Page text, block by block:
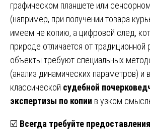
графическом планшете или
(например, при получении товара
имеем не копию, а цифровой след,
природе отличается от традиционной
объекты требуют специальных
(анализ динамических параметров) и
классической судебной
экспертизы по копии в узком
☑️ Всегда требуйте